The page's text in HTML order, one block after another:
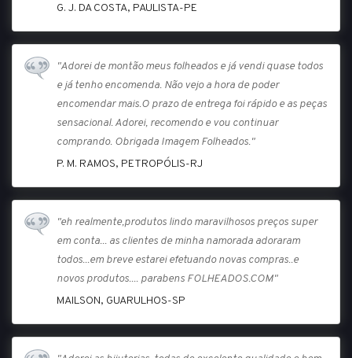
G. J. DA COSTA, PAULISTA-PE
"Adorei de montão meus folheados e já vendi quase todos
e já tenho encomenda. Não vejo a hora de poder
encomendar mais.O prazo de entrega foi rápido e as peças
sensacional. Adorei, recomendo e vou continuar
comprando. Obrigada Imagem Folheados."
P. M. RAMOS, PETROPÓLIS-RJ
"eh realmente,produtos lindo maravilhosos preços super
em conta... as clientes de minha namorada adoraram
todos...em breve estarei efetuando novas compras..e
novos produtos.... parabens FOLHEADOS.COM"
MAILSON, GUARULHOS-SP